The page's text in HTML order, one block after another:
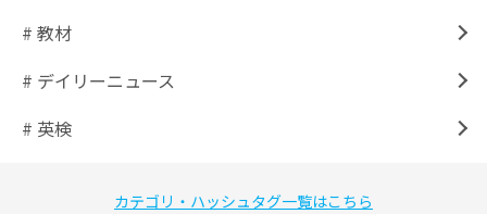
# 教材
# デイリーニュース
# 英検
カテゴリ・ハッシュタグ一覧はこちら